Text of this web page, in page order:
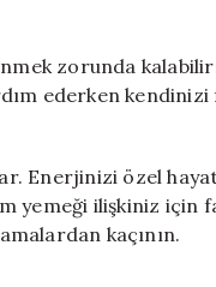
zorunda
ederken
Enerjinizi özel
yemeği ilişkiniz için
kaçının.